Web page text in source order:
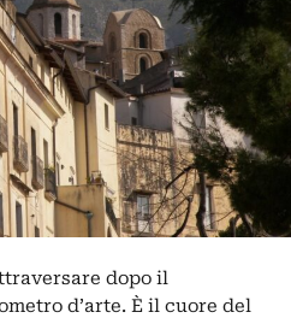
dopo il
d’arte. È il cuore del